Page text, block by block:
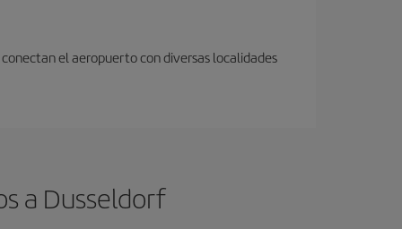
el aeropuerto con diversas localidades
a Dusseldorf